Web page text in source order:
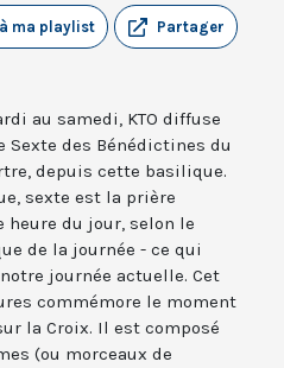
Partager
ma playlist
au samedi, KTO diffuse
Sexte des Bénédictines du
depuis cette basilique.
sexte est la prière
du jour, selon le
de la journée - ce qui
journée actuelle. Cet
commémore le moment
la Croix. Il est composé
(ou morceaux de